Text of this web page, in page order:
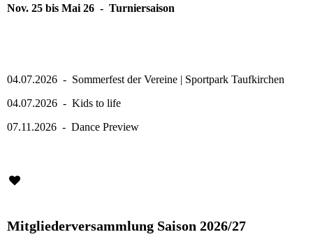
Nov. 25 bis Mai 26 - Turniersaison
04.07.2026 - Sommerfest der Vereine | Sportpark Taufkirchen
04.07.2026 - Kids to life
07.11.2026 - Dance Preview
Mitgliederversammlung Saison 2026/27